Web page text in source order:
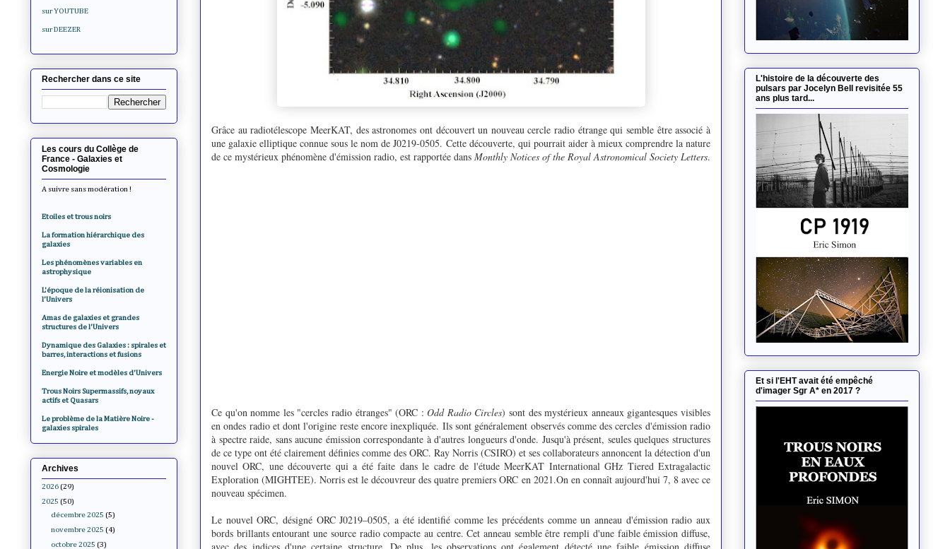
Grâce au radiotélescope MeerKAT, des astronomes ont découvert un nouveau cercle radio étrange qui semble être associé à
une galaxie elliptique connue sous le nom de J0219-0505. Cette découverte, qui pourrait aider à mieux comprendre la nature
de ce mystérieux phénomène d'émission radio, est rapportée dans Monthly Notices of the Royal Astronomical Society Letters.
Ce qu'on nomme les "cercles radio étranges" (ORC :Odd Radio Circles) sont des mystérieux anneaux gigantesques visibles
en ondes radio et dont l'origine reste encore inexpliquée. Ils sont généralement observés comme des cercles d'émission radio
à spectre raide, sans aucune émission correspondante à d'autres longueurs d'onde. Jusqu'à présent, seules quelques structures
de ce type ont été clairement définies comme des ORC. Ray Norris (CSIRO) et ses collaborateurs annoncent la détection d'un
nouvel ORC, une découverte qui a été faite dans le cadre de l'étude MeerKAT International GHz Tiered Extragalactic
Exploration (MIGHTEE). Norris est le découvreur des quatre premiers ORC en 2021.On en connaît aujourd'hui 7, 8 avec ce
nouveau spécimen.
Le nouvel ORC, désigné ORC J0219–0505, a été identifié comme les précédents comme un anneau d'émission radio aux
bords brillants entourant une source radio compacte au centre. Cet anneau semble être rempli d'une faible émission diffuse,
sur YOUTUBE
sur DEEZER
Rechercher dans ce site
Les cours du Collège de
France - Galaxies et
Cosmologie
A suivre sans modération !
Etoiles et trous noirs
La formation hiérarchique des
galaxies
Les phénomènes variables en
astrophysique
L'époque de la réionisation de
l'Univers
Amas de galaxies et grandes
structures de l'Univers
Dynamique des Galaxies : spirales et
barres, interactions et fusions
Energie Noire et modèles d'Univers
Trous Noirs Supermassifs, noyaux
actifs et Quasars
Le problème de la Matière Noire -
galaxies spirales
Archives
2026 (29)
2025 (50)
décembre 2025 (5)
novembre 2025 (4)
octobre 2025 (3)
L'histoire de la découverte des
pulsars par Jocelyn Bell revisitée 55
ans plus tard...
Et si l'EHT avait été empêché
d'imager Sgr A* en 2017 ?